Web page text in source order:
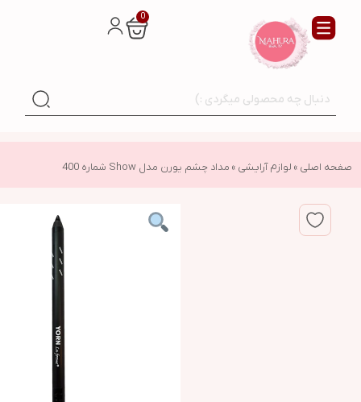
0
صفحه اصلی » لوازم آرایشی » مداد چشم یورن مدل Show شماره 400